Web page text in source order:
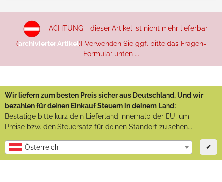
ACHTUNG - dieser Artikel ist nicht mehr lieferbar
(archivierter Artikel)! Verwenden Sie ggf. bitte das Fragen-
Formular unten ...
Wir liefern zum besten Preis sicher aus Deutschland. Und wir
bezahlen für deinen Einkauf Steuern in deinem Land:
Bestätige bitte kurz dein Lieferland innerhalb der EU, um
Preise bzw. den Steuersatz für deinen Standort zu sehen...
Österreich ✔